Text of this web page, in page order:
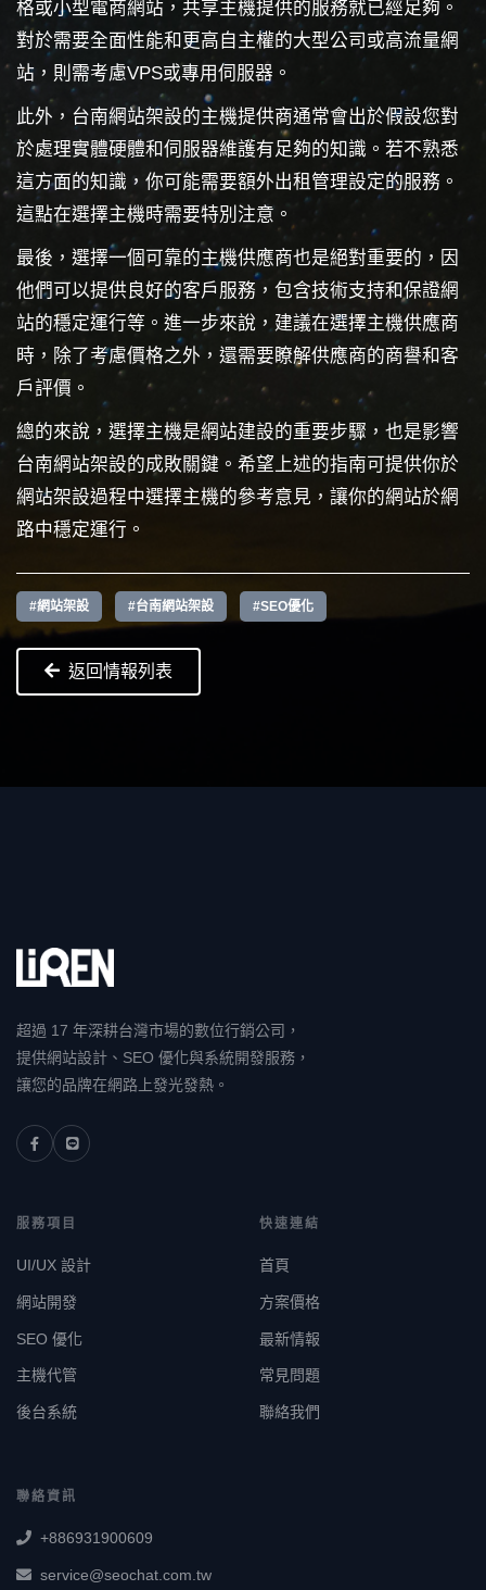
格或小型電商網站，共享主機提供的服務就已經足夠。
對於需要全面性能和更高自主權的大型公司或高流量網
站，則需考慮VPS或專用伺服器。
此外，台南網站架設的主機提供商通常會出於假設您對
於處理實體硬體和伺服器維護有足夠的知識。若不熟悉
這方面的知識，你可能需要額外出租管理設定的服務。
這點在選擇主機時需要特別注意。
最後，選擇一個可靠的主機供應商也是絕對重要的，因
他們可以提供良好的客戶服務，包含技術支持和保證網
站的穩定運行等。進一步來說，建議在選擇主機供應商
時，除了考慮價格之外，還需要瞭解供應商的商譽和客
戶評價。
總的來說，選擇主機是網站建設的重要步驟，也是影響
台南網站架設的成敗關鍵。希望上述的指南可提供你於
網站架設過程中選擇主機的參考意見，讓你的網站於網
路中穩定運行。
#網站架設 #台南網站架設 #SEO優化
返回情報列表
超過 17 年深耕台灣市場的數位行銷公司，
提供網站設計、SEO 優化與系統開發服務，
讓您的品牌在網路上發光發熱。
服務項目
UI/UX 設計
網站開發
SEO 優化
主機代管
後台系統
快速連結
首頁
方案價格
最新情報
常見問題
聯絡我們
聯絡資訊
+886931900609
service@seochat.com.tw